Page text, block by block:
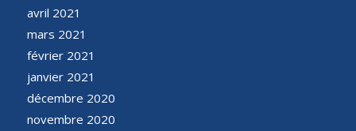
avril 2021
mars 2021
février 2021
janvier 2021
décembre 2020
novembre 2020